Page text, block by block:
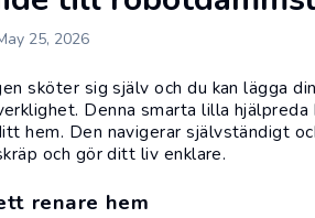
25, 2026
sköter sig själv och du kan lägga
Denna smarta lilla
hem. Den navigerar självständigt
och gör ditt liv enklare.
renare hem